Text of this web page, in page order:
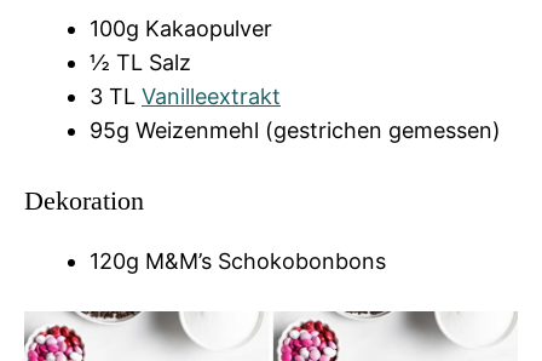
100g Kakaopulver
½ TL Salz
3 TL Vanilleextrakt
95g Weizenmehl (gestrichen gemessen)
Dekoration
120g M&M’s Schokobonbons